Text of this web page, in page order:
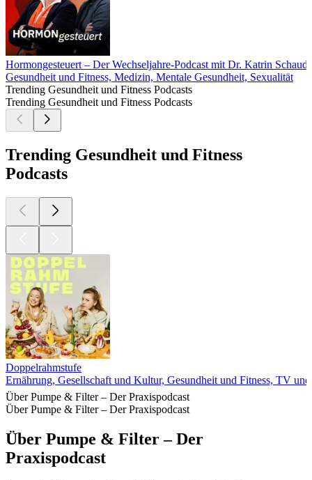
Hormongesteuert – Der Wechseljahre-Podcast mit Dr. Katrin
Gesundheit und Fitness, Medizin, Mentale Gesundheit, Sexualität
Trending Gesundheit und Fitness Podcasts
Trending Gesundheit und Fitness Podcasts
Trending Gesundheit und Fitness
Podcasts
Doppelrahmstufe
Ernährung, Gesellschaft und Kultur, Gesundheit und Fitness, TV
Über Pumpe & Filter – Der Praxispodcast
Über Pumpe & Filter – Der Praxispodcast
Über Pumpe & Filter – Der
Praxispodcast